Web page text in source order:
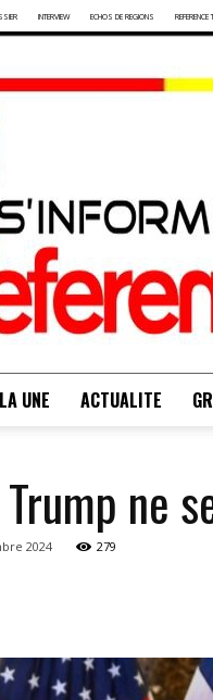
INTERVIEW ECHOS DE REGIONS REFERENCE
UNE ACTUALITE
ne
2024 279